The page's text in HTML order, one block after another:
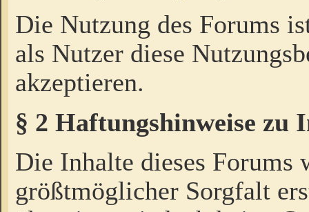
Die Nutzung des Forums
als Nutzer diese
akzeptieren.
§ 2 Haftungshinweise zu
Die Inhalte dieses Forums
größtmöglicher Sorgfalt